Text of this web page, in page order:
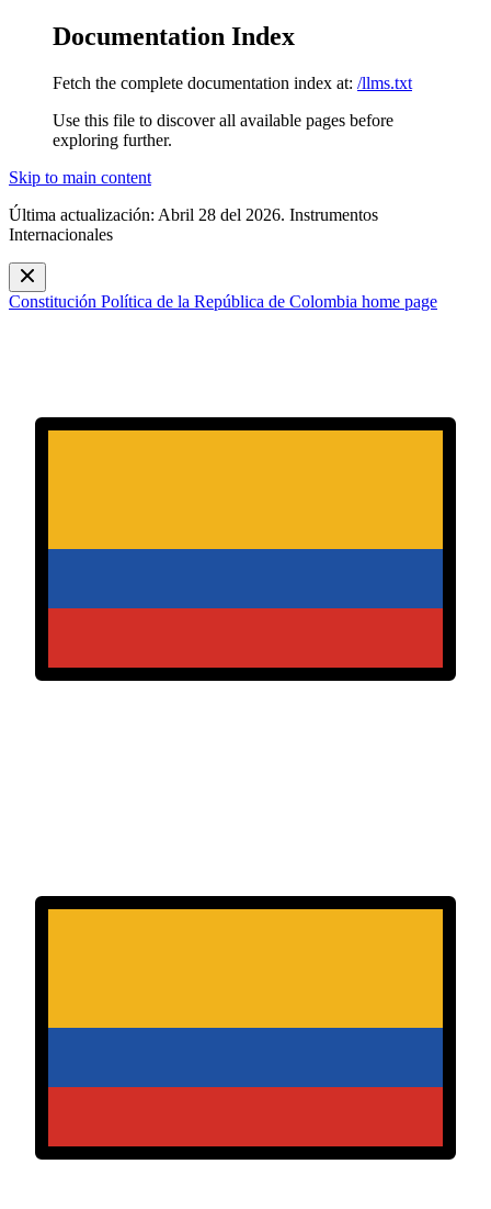
Documentation Index
Fetch the complete documentation index at: /llms.txt
Use this file to discover all available pages before
exploring further.
Skip to main content
Última actualización: Abril 28 del 2026. Instrumentos
Internacionales
Constitución Política de la República de Colombia home page